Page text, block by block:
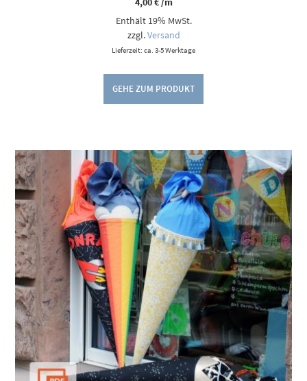
Enthält 19% MwSt.
zzgl.Versand
Lieferzeit: ca. 3-5 Werktage
GEHE ZUM PRODUKT